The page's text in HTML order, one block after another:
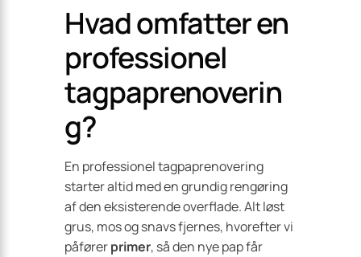
Hvad omfatter en
professionel
tagpaprenoverin
g?
En professionel tagpaprenovering
starter altid med en grundig rengøring
af den eksisterende overflade. Alt løst
grus, mos og snavs fjernes, hvorefter vi
påførerprimer, så den nye pap får